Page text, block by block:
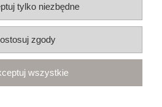
i dostawa
O nas
12| 83-021 Rokitnica
|NIP:5830017564
tylko niezbędne
zgody
wszystkie